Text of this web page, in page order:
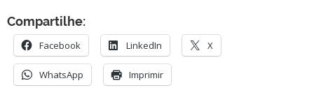
Compartilhe:
Facebook LinkedIn X
WhatsApp Imprimir